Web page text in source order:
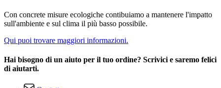
Con concrete misure ecologiche contibuiamo a mantenere l'impatto
sull'ambiente e sul clima il più basso possibile.
Qui puoi trovare maggiori informazioni.
Hai bisogno di un aiuto per il tuo ordine? Scrivici e saremo felici
di aiutarti.